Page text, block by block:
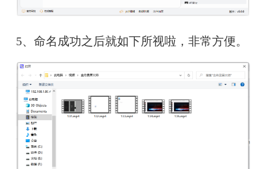
5、命名成功之后就如下所视啦，非常方便。